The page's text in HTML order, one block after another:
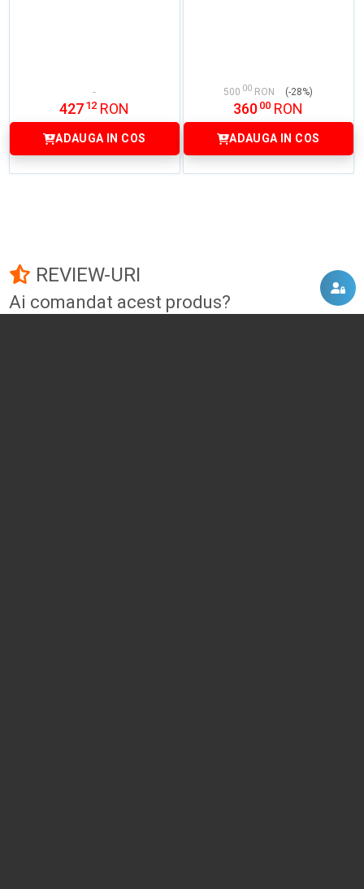
427 12 RON
ADAUGA IN COS
500 00 RON (-28%)
360 00 RON
ADAUGA IN COS
REVIEW-URI
Ai comandat acest produs?